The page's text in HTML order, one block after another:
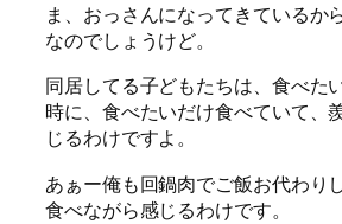
ま、おっさんになってきているか
なのでしょうけど。
同居してる子どもたちは、食べた
時に、食べたいだけ食べていて、
じるわけですよ。
あぁー俺も回鍋肉でご飯お代わり
食べながら感じるわけです。